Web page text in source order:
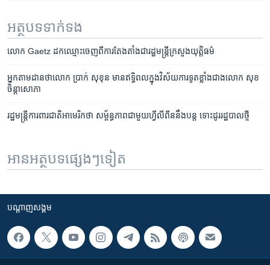
អត្ថបទ​ទាក់ទង
លោក Gaetz ដកឈ្មោះចេញពីការតែងតាំងជារដ្ឋមន្ត្រីក្រសួងយុត្តិធម៌
អ្នកតាមដានថាលោក ប្រាក់ សុខុន មានឥទ្ធិពលក្នុងវិស័យការទូតខ្លាំងជាង​លោក សុខ
ចិន្តាសោភា
រដ្ឋមន្ត្រី​ការពារ​ជាតិ​អាមេរិក​ថា សម្ព័ន្ធភាព​ជាមួយ​ហ្វីលីពីន​​នឹង​បន្ត ទោះ​ដូរ​រដ្ឋបាល​ថ្មី
អានអត្ថបទផ្សេងៗទៀត
បណ្តាញ​សង្គម